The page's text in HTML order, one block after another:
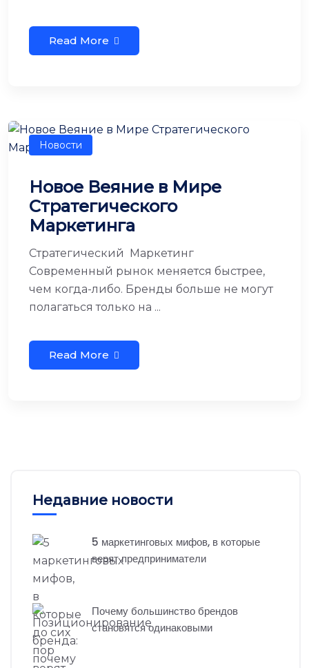
Read More
Новости
Новое Веяние в Мире
Стратегического
Маркетинга
Стратегический Маркетинг
Современный рынок меняется быстрее,
чем когда-либо. Бренды больше не могут
полагаться только на ...
Read More
Недавние новости
5 маркетинговых мифов, в которые
верят предприниматели
Почему большинство брендов
становятся одинаковыми